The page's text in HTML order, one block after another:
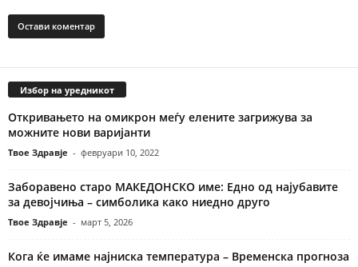
Избор на уредникот
Откривањето на омикрон меѓу елените загрижува за
можните нови варијанти
Твое Здравје - февруари 10, 2022
Заборавено старо МАКЕДОНСКО име: Едно од најубавите
за девојчиња – симболика како ниедно друго
Твое Здравје - март 5, 2026
Кога ќе имаме најниска температура – Временска прогноза